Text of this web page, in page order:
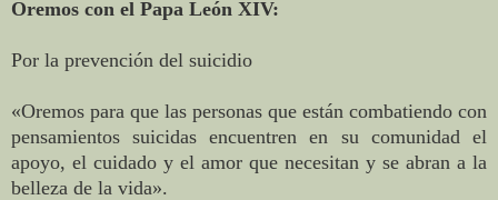
Oremos con el Papa León XIV:
Por la prevención del suicidio
«Oremos para que las personas que están combatiendo con
pensamientos suicidas encuentren en su comunidad el
apoyo, el cuidado y el amor que necesitan y se abran a la
belleza de la vida».